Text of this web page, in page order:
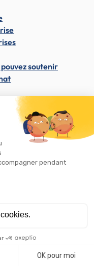
soutenir
des artisans et
commerciaux
commercial
sur Instagram
l'embellissement des
& le CNIT